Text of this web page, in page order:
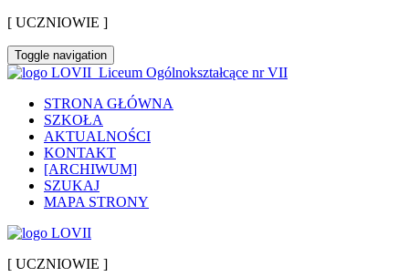
[ UCZNIOWIE ]
Toggle navigation
Liceum Ogólnokształcące nr VII
STRONA GŁÓWNA
SZKOŁA
AKTUALNOŚCI
KONTAKT
[ARCHIWUM]
SZUKAJ
MAPA STRONY
[ UCZNIOWIE ]